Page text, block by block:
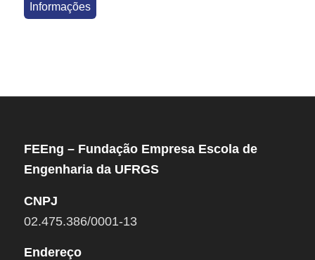
Informações
FEEng – Fundação Empresa Escola de
Engenharia da UFRGS
CNPJ
02.475.386/0001-13
Endereço